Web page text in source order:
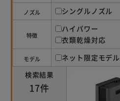
ノズル
シングルノズル
特徴
ハイパワー
衣類乾燥対応
モデル ネット限定モデル
検索結果
17件